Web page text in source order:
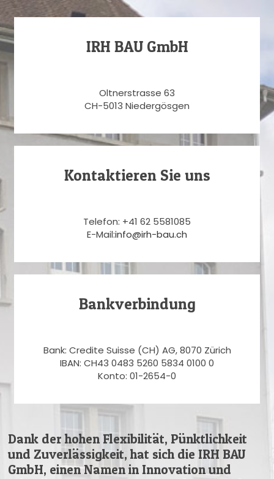
IRH BAU GmbH
Oltnerstrasse 63
CH-5013 Niedergösgen
Kontaktieren Sie uns
Telefon: +41 62 5581085
E-Mail:info@irh-bau.ch
Bankverbindung
Bank: Credite Suisse (CH) AG, 8070 Zürich
IBAN: CH43 0483 5260 5834 0100 0
Konto: 01-2654-0
Dank der hohen Flexibilität, Pünktlichkeit
und Zuverlässigkeit, hat sich die IRH BAU
GmbH, einen Namen in Innovation und